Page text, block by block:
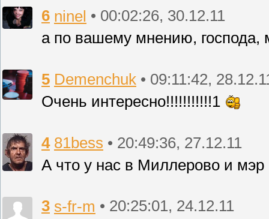
6 ninel • 00:02:26, 30.12.11
а по вашему мнению, господа,
5 Demenchuk • 09:11:42,
Очень интересно!!!!!!!!!!!1
4 81bess • 20:49:36, 27.12.11
А что у нас в Миллерово и мэр
3 s-fr-m • 20:25:01, 24.12.11